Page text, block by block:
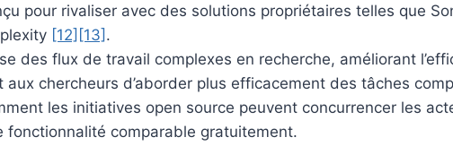
pour rivaliser avec des solutions propriétaires telles que
[12] [13] .
des flux de travail complexes en recherche, améliorant
aux chercheurs d’aborder plus efficacement des tâches
les initiatives open source peuvent concurrencer les
fonctionnalité comparable gratuitement.